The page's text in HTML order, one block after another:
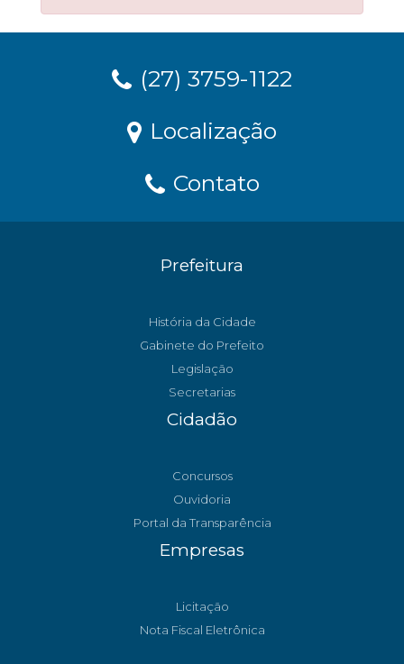
(27) 3759-1122
Localização
Contato
Prefeitura
História da Cidade
Gabinete do Prefeito
Legislação
Secretarias
Cidadão
Concursos
Ouvidoria
Portal da Transparência
Empresas
Licitação
Nota Fiscal Eletrônica